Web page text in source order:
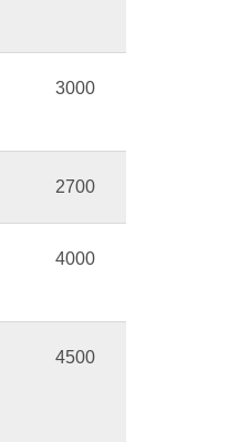
3000
2700
4000
4500